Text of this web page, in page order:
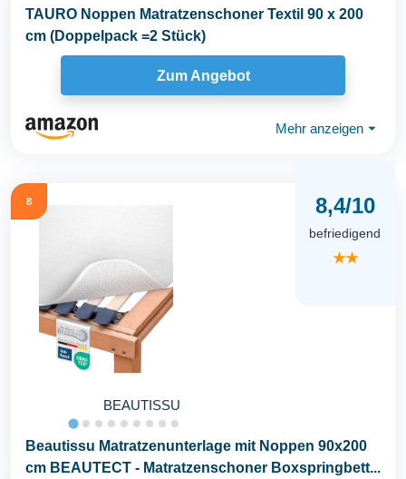
TAURO Noppen Matratzenschoner Textil 90 x 200
cm (Doppelpack =2 Stück)
Zum Angebot
Mehr anzeigen ⏷
8
BEAUTISSU
8,4/10
befriedigend
★★
Beautissu Matratzenunterlage mit Noppen 90x200
cm BEAUTECT - Matratzenschoner Boxspringbett...